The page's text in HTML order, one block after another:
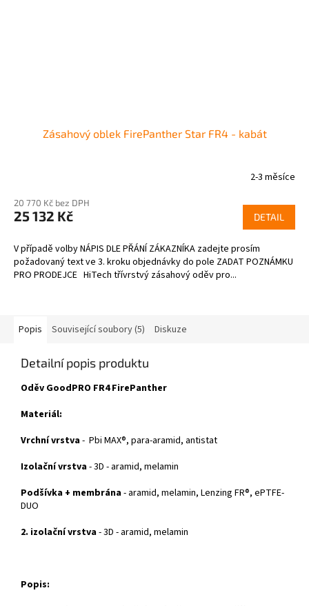
Zásahový oblek FirePanther Star FR4 - kabát
2-3 měsíce
20 770 Kč bez DPH
25 132 Kč DETAIL
V případě volby NÁPIS DLE PŘÁNÍ ZÁKAZNÍKA zadejte prosím
požadovaný text ve 3. kroku objednávky do pole ZADAT POZNÁMKU
PRO PRODEJCE HiTech třívrstvý zásahový oděv pro...
Popis Související soubory (5) Diskuze
Detailní popis produktu
Oděv GoodPRO FR4 FirePanther
Materiál:
Vrchní vrstva- Pbi MAX®, para-aramid, antistat
Izolační vrstva- 3D - aramid, melamin
Podšívka + membrána- aramid, melamin, Lenzing FR®, ePTFE-
DUO
2. izolační vrstva- 3D - aramid, melamin
Popis: